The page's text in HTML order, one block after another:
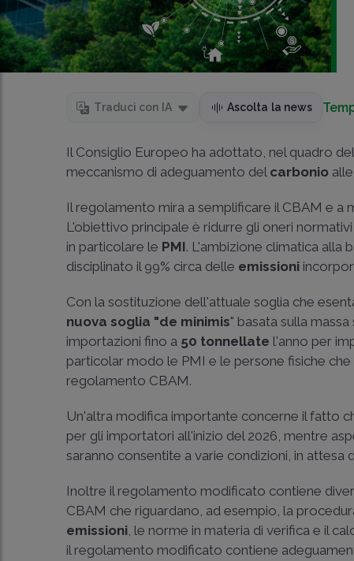
Traduci con IA Ascolta la news
Il Consiglio Europeo ha adottato, nel quadro del
meccanismo di adeguamento del carbonio
Il regolamento mira a semplificare il CBAM e
L'obiettivo principale è ridurre gli oneri
in particolare le PMI. L'ambizione climatica alla
disciplinato il 99% circa delle emissioni
Con la sostituzione dell'attuale soglia che
nuova soglia "de minimis" basata sulla
importazioni fino a 50 tonnellate l'anno per
particolar modo le PMI e le persone fisiche
regolamento CBAM.
Un'altra modifica importante concerne il fatto
per gli importatori all'inizio del 2026, mentre
saranno consentite a varie condizioni, in
Inoltre il regolamento modificato contiene
CBAM che riguardano, ad esempio, la
emissioni, le norme in materia di verifica e il
il regolamento modificato contiene